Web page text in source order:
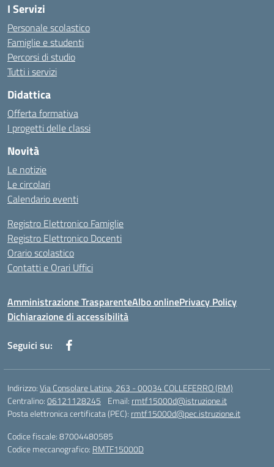
I Servizi
Personale scolastico
Famiglie e studenti
Percorsi di studio
Tutti i servizi
Didattica
Offerta formativa
I progetti delle classi
Novità
Le notizie
Le circolari
Calendario eventi
Registro Elettronico Famiglie
Registro Elettronico Docenti
Orario scolastico
Contatti e Orari Uffici
Amministrazione TrasparenteAlbo onlinePrivacy Policy
Dichiarazione di accessibilità
Seguici su:
Indirizzo:Via Consolare Latina, 263 - 00034 COLLEFERRO (RM)
Centralino:06121128245 Email: rmtf15000d@istruzione.it
Posta elettronica certificata (PEC): rmtf15000d@pec.istruzione.it
Codice fiscale: 87004480585
Codice meccanografico: RMTF15000D